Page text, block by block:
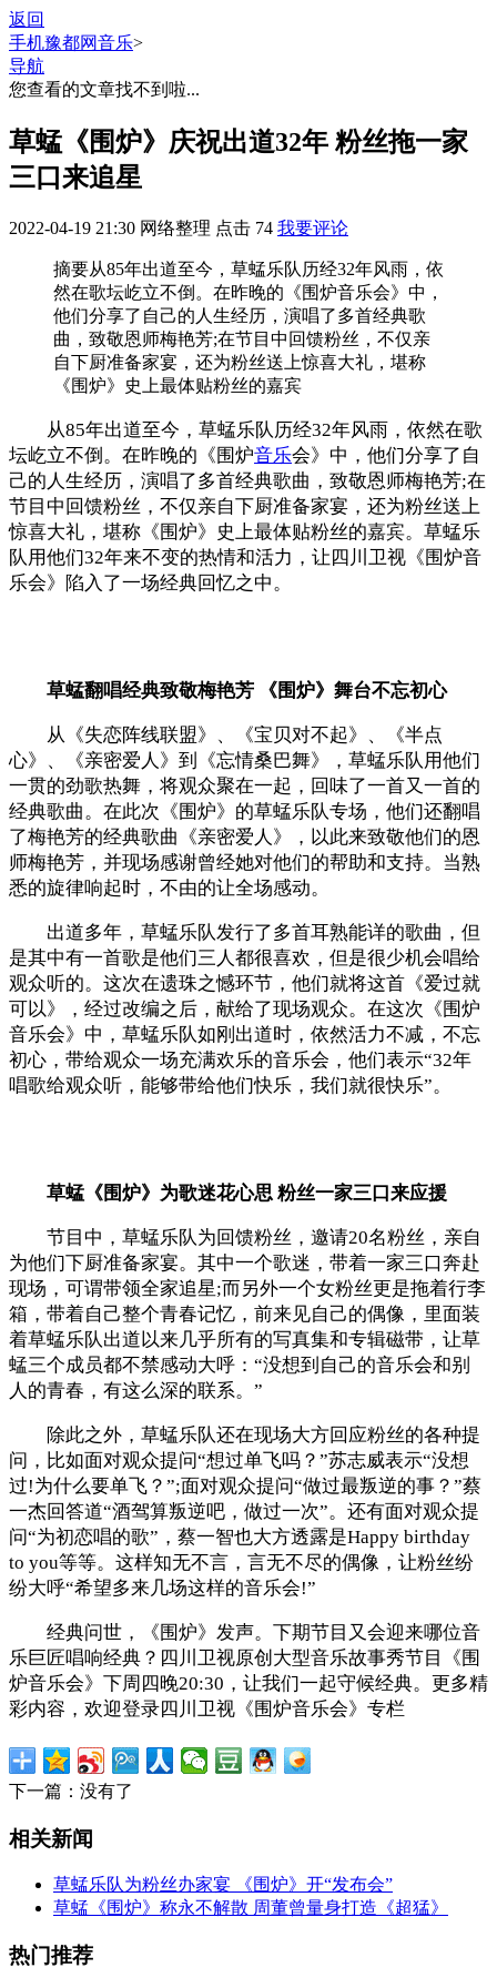
返回
手机豫都网音乐>
导航
您查看的文章找不到啦...
草蜢《围炉》庆祝出道32年 粉丝拖一家
三口来追星
2022-04-19 21:30 网络整理 点击 74 我要评论
摘要从85年出道至今，草蜢乐队历经32年风雨，依
然在歌坛屹立不倒。在昨晚的《围炉音乐会》中，
他们分享了自己的人生经历，演唱了多首经典歌
曲，致敬恩师梅艳芳;在节目中回馈粉丝，不仅亲
自下厨准备家宴，还为粉丝送上惊喜大礼，堪称
《围炉》史上最体贴粉丝的嘉宾
从85年出道至今，草蜢乐队历经32年风雨，依然在歌
坛屹立不倒。在昨晚的《围炉音乐会》中，他们分享了自
己的人生经历，演唱了多首经典歌曲，致敬恩师梅艳芳;在
节目中回馈粉丝，不仅亲自下厨准备家宴，还为粉丝送上
惊喜大礼，堪称《围炉》史上最体贴粉丝的嘉宾。草蜢乐
队用他们32年来不变的热情和活力，让四川卫视《围炉音
乐会》陷入了一场经典回忆之中。
草蜢翻唱经典致敬梅艳芳 《围炉》舞台不忘初心
从《失恋阵线联盟》、《宝贝对不起》、《半点
心》、《亲密爱人》到《忘情桑巴舞》，草蜢乐队用他们
一贯的劲歌热舞，将观众聚在一起，回味了一首又一首的
经典歌曲。在此次《围炉》的草蜢乐队专场，他们还翻唱
了梅艳芳的经典歌曲《亲密爱人》，以此来致敬他们的恩
师梅艳芳，并现场感谢曾经她对他们的帮助和支持。当熟
悉的旋律响起时，不由的让全场感动。
出道多年，草蜢乐队发行了多首耳熟能详的歌曲，但
是其中有一首歌是他们三人都很喜欢，但是很少机会唱给
观众听的。这次在遗珠之憾环节，他们就将这首《爱过就
可以》，经过改编之后，献给了现场观众。在这次《围炉
音乐会》中，草蜢乐队如刚出道时，依然活力不减，不忘
初心，带给观众一场充满欢乐的音乐会，他们表示“32年
唱歌给观众听，能够带给他们快乐，我们就很快乐”。
草蜢《围炉》为歌迷花心思 粉丝一家三口来应援
节目中，草蜢乐队为回馈粉丝，邀请20名粉丝，亲自
为他们下厨准备家宴。其中一个歌迷，带着一家三口奔赴
现场，可谓带领全家追星;而另外一个女粉丝更是拖着行李
箱，带着自己整个青春记忆，前来见自己的偶像，里面装
着草蜢乐队出道以来几乎所有的写真集和专辑磁带，让草
蜢三个成员都不禁感动大呼：“没想到自己的音乐会和别
人的青春，有这么深的联系。”
除此之外，草蜢乐队还在现场大方回应粉丝的各种提
问，比如面对观众提问“想过单飞吗？”苏志威表示“没想
过!为什么要单飞？”;面对观众提问“做过最叛逆的事？”蔡
一杰回答道“酒驾算叛逆吧，做过一次”。还有面对观众提
问“为初恋唱的歌”，蔡一智也大方透露是Happy birthday
to you等等。这样知无不言，言无不尽的偶像，让粉丝纷
纷大呼“希望多来几场这样的音乐会!”
经典问世，《围炉》发声。下期节目又会迎来哪位音
乐巨匠唱响经典？四川卫视原创大型音乐故事秀节目《围
炉音乐会》下周四晚20:30，让我们一起守候经典。更多精
彩内容，欢迎登录四川卫视《围炉音乐会》专栏
下一篇：没有了
相关新闻
草蜢乐队为粉丝办家宴 《围炉》开“发布会”
草蜢《围炉》称永不解散 周董曾量身打造《超猛》
热门推荐